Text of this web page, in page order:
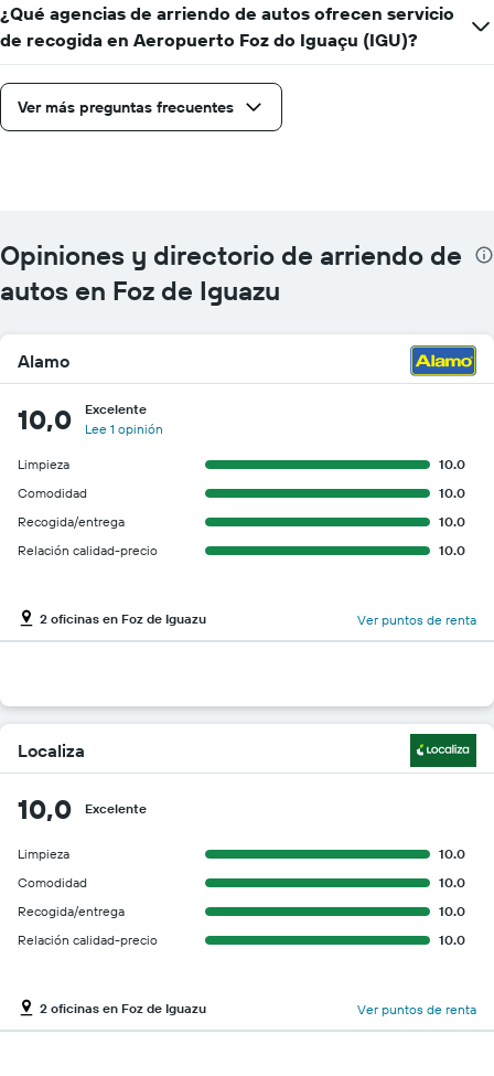
¿Qué agencias de arriendo de autos ofrecen servicio
de recogida en Aeropuerto Foz do Iguaçu (IGU)?
Ver más preguntas frecuentes
Opiniones y directorio de arriendo de
autos en Foz de Iguazu
Alamo
10,0
Excelente
Lee 1 opinión
Limpieza
10.0
Comodidad
10.0
Recogida/entrega
10.0
Relación calidad-precio
10.0
2 oficinas en Foz de Iguazu Ver puntos de renta
Localiza
10,0 Excelente
Limpieza
10.0
Comodidad
10.0
Recogida/entrega
10.0
Relación calidad-precio
10.0
2 oficinas en Foz de Iguazu Ver puntos de renta